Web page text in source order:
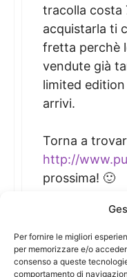
Per fornire le migliori
per memorizzare e/o
consenso a queste
comportamento di
tracolla costa
acquistarla ti
fretta perchè
vendute già
limited
arrivi.
Torna a
http://
prossima! 🙂
I commenti sono